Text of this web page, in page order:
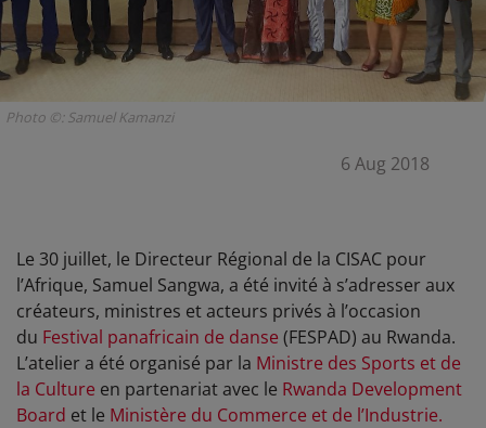
Photo ©: Samuel Kamanzi
6 Aug 2018
Le 30 juillet, le Directeur Régional de la CISAC pour
l’Afrique, Samuel Sangwa, a été invité à s’adresser aux
créateurs, ministres et acteurs privés à l’occasion
du Festival panafricain de danse (FESPAD) au Rwanda.
L’atelier a été organisé par la Ministre des Sports et de
la Culture en partenariat avec le Rwanda Development
Board et le Ministère du Commerce et de l’Industrie.